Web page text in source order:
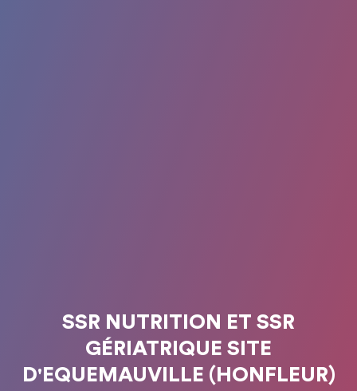
SSR NUTRITION ET SSR
GÉRIATRIQUE SITE
D'EQUEMAUVILLE (HONFLEUR)